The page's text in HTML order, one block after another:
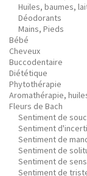
Huiles, baumes,
Déodorants
Mains, Pieds
Bébé
Cheveux
Buccodentaire
Diététique
Phytothérapie
Aromathérapie,
Fleurs de Bach
Sentiment de
Sentiment
Sentiment de
Sentiment de
Sentiment de
Sentiment de